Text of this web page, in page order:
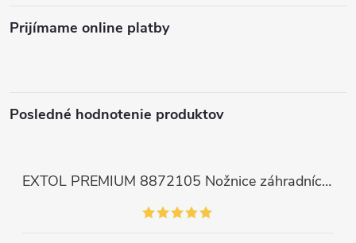
Prijímame online platby
Posledné hodnotenie produktov
EXTOL PREMIUM 8872105 Nožnice záhradnícke dlhé úzke, 200mm, max. prestrih Ø6mm